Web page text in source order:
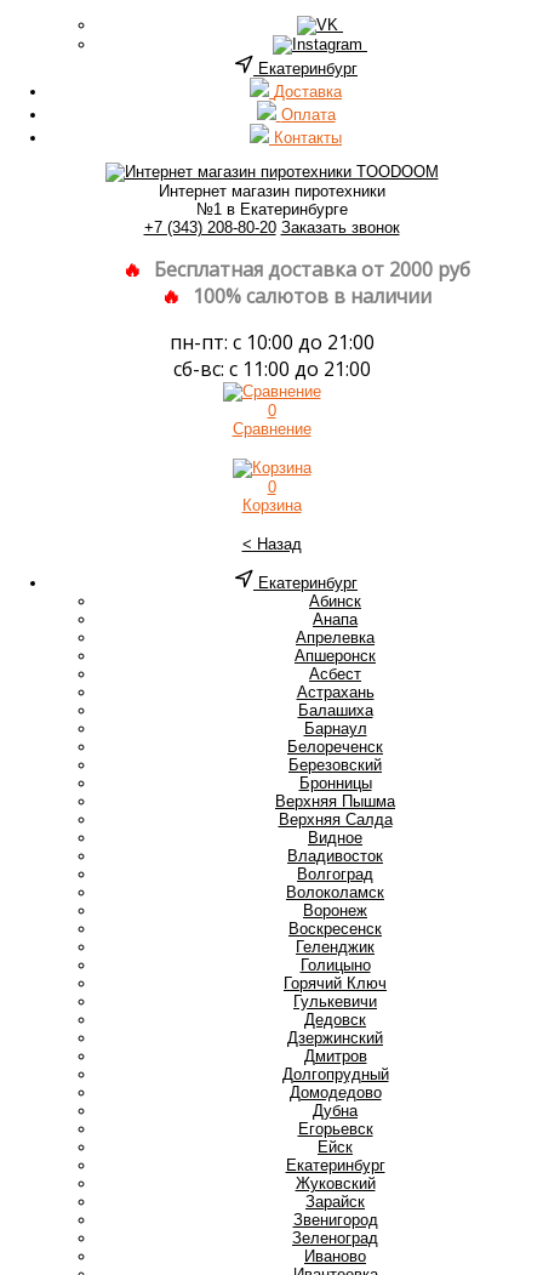
Екатеринбург
Доставка
Оплата
Контакты
Интернет магазин пиротехники
№1 в Екатеринбурге
+7 (343) 208-80-20 Заказать звонок
Бесплатная доставка от 2000 руб
100% салютов в наличии
пн-пт: с 10:00 до 21:00
сб-вс: с 11:00 до 21:00
0
Сравнение
0
Корзина
< Назад
Екатеринбург
Абинск
Анапа
Апрелевка
Апшеронск
Асбест
Астрахань
Балашиха
Барнаул
Белореченск
Березовский
Бронницы
Верхняя Пышма
Верхняя Салда
Видное
Владивосток
Волгоград
Волоколамск
Воронеж
Воскресенск
Геленджик
Голицыно
Горячий Ключ
Гулькевичи
Дедовск
Дзержинский
Дмитров
Долгопрудный
Домодедово
Дубна
Егорьевск
Ейск
Екатеринбург
Жуковский
Зарайск
Звенигород
Зеленоград
Иваново